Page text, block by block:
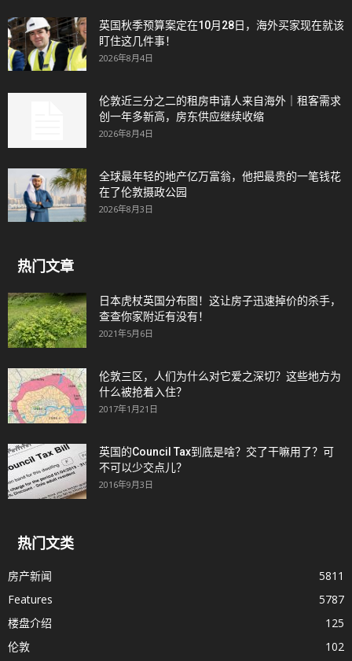
英国秋季预算案定在10月28日，海外买家现在就该
盯住这几件事！
2026年8月4日
伦敦近三分之二的租房申请人来自海外｜租客需求
创一年多新高，房东供应继续收缩
2026年8月4日
全球最年轻的地产亿万富翁，他把最贵的一笔钱花
在了伦敦摄政公园
2026年8月3日
热门文章
日本虎杖英国分布图！这让房子迅速掉价的杀手，
查查你家附近有没有！
2021年5月6日
伦敦三区，人们为什么对它爱之深切？这些地方为
什么被抢着入住？
2017年1月21日
英国的Council Tax到底是啥？交了干嘛用了？可
不可以少交点儿？
2016年9月3日
热门文类
房产新闻
5811
Features
5787
楼盘介绍
125
伦敦
102